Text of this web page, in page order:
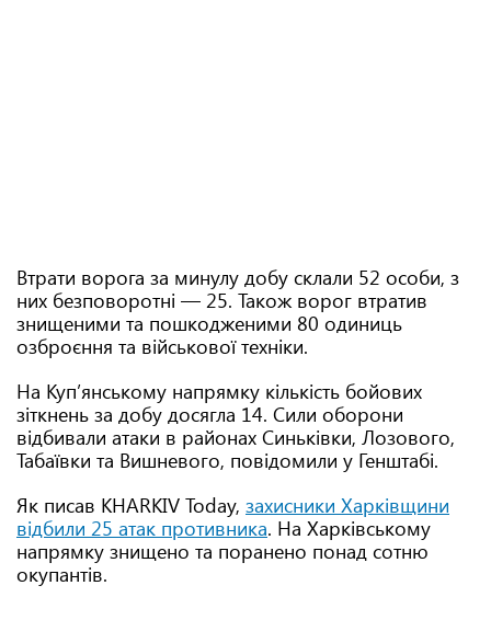
Втрати ворога за минулу добу склали 52 особи, з
них безповоротні — 25. Також ворог втратив
знищеними та пошкодженими 80 одиниць
озброєння та військової техніки.
На Куп’янському напрямку кількість бойових
зіткнень за добу досягла 14. Сили оборони
відбивали атаки в районах Синьківки, Лозового,
Табаївки та Вишневого, повідомили у Генштабі.
Як писав KHARKIV Today, захисники Харківщини
відбили 25 атак противника. На Харківському
напрямку знищено та поранено понад сотню
окупантів.